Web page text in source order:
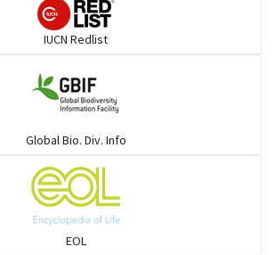
IUCN Redlist
Global Bio. Div. Info
EOL